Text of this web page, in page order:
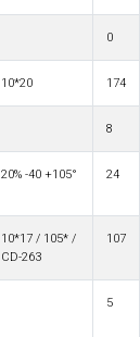
0
10*20 174
8
20% -40 +105° 24
10*17 / 105* /
CD-263
107
5